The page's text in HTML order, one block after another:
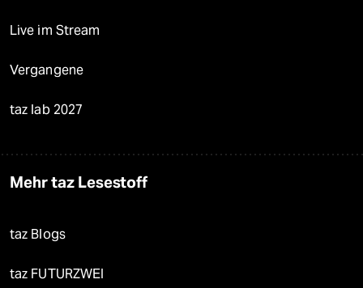
Live im Stream
Vergangene
taz lab 2027
Mehr taz Lesestoff
taz Blogs
taz FUTURZWEI